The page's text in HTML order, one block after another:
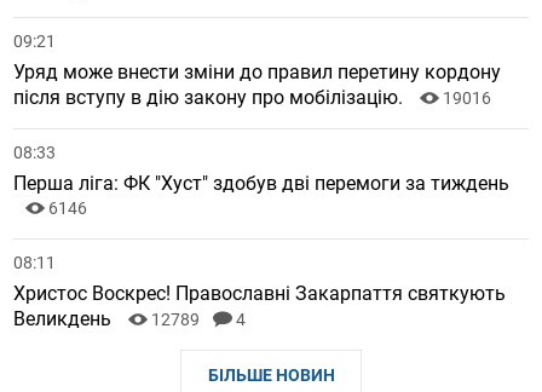
09:21
Уряд може внести зміни до правил перетину кордону
після вступу в дію закону про мобілізацію.
19016
08:33
Перша ліга: ФК "Хуст" здобув дві перемоги за тиждень
6146
08:11
Христос Воскрес! Православні Закарпаття святкують
Великдень
12789 4
БІЛЬШЕ НОВИН